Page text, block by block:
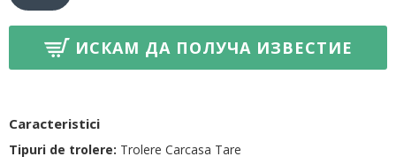
ИСКАМ ДА ПОЛУЧА ИЗВЕСТИЕ
Caracteristici
Tipuri de trolere: Trolere Carcasa Tare